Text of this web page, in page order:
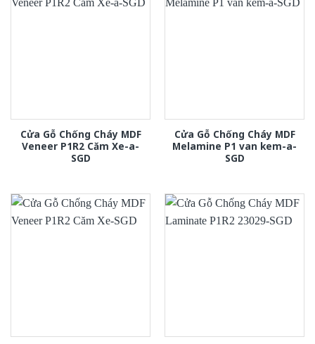
Cửa Gỗ Chống Cháy MDF
Veneer P1R2 Căm Xe-a-
SGD
Cửa Gỗ Chống Cháy MDF
Melamine P1 van kem-a-
SGD